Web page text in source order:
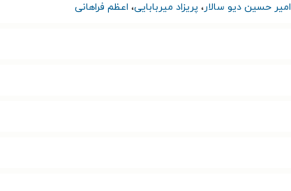
امیر حسین دیو سالار، پریزاد میربابایی، اعظم فراهانی